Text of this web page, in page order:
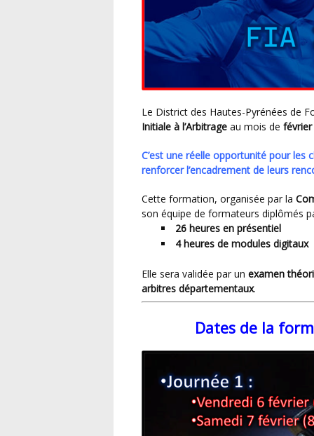
Le District des Hautes-Pyrénées de
Initiale à l’Arbitrage au mois de
C’est une réelle opportunité pour les clubs d’augmenter leurs effectifs en arbitres et de
renforcer l’encadrement de leurs
Cette formation, organisée par la
son équipe de formateurs diplômés
26 heures en présentiel
4 heures de modules digitaux
Elle sera validée par un examen
arbitres départementaux.
Dates de la